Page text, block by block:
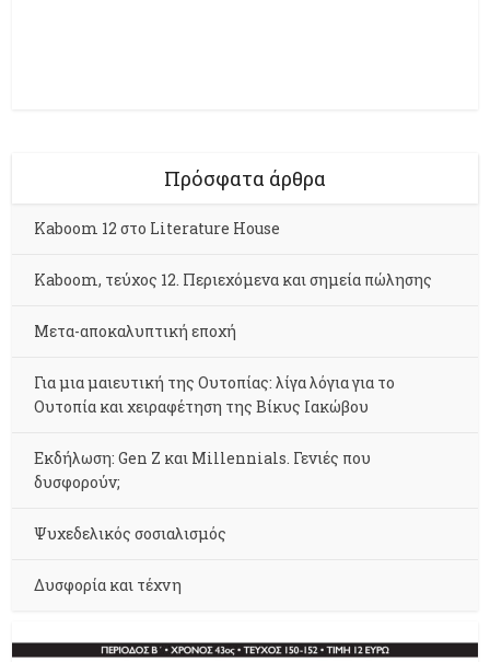
Πρόσφατα άρθρα
Kaboom 12 στο Literature House
Kaboom, τεύχος 12. Περιεχόμενα και σημεία πώλησης
Μετα-αποκαλυπτική εποχή
Για μια μαιευτική της Ουτοπίας: λίγα λόγια για το
Ουτοπία και χειραφέτηση της Βίκυς Ιακώβου
Εκδήλωση: Gen Z και Millennials. Γενιές που
δυσφορούν;
Ψυχεδελικός σοσιαλισμός
Δυσφορία και τέχνη